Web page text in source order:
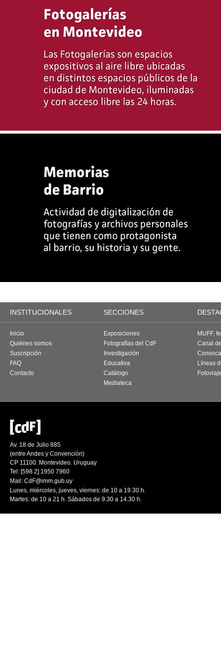
INSTITUCIONALES SECCIONES
Inicio
Quiénes somos
Suscripción
FAQ
Contacto
Exposiciones
Fotografías del CdF
Investigación
Educativa
Catálogo
Mediateca
MUFF,
Canal
Líneas
Av. 18 de Julio 885
(entre Andes y Convención)
CP 11100. Montevideo. Uruguay
Tel: [598 2] 1950 7960
Mail: CdF@imm.gub.uy
Lunes, miércoles, jueves, viernes: de 10 a 19.30 h.
Martes: de 10 a 21 h. Sábados de 9.30 a 14.30 h.